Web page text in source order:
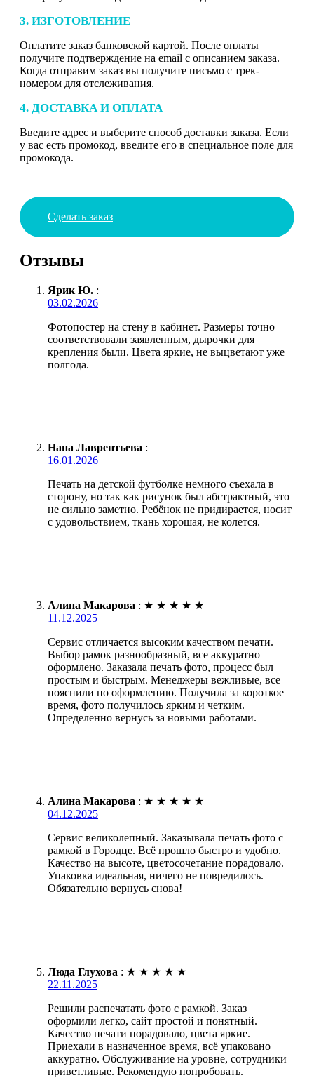
3. ИЗГОТОВЛЕНИЕ
Оплатите заказ банковской картой. После оплаты
получите подтверждение на email с описанием заказа.
Когда отправим заказ вы получите письмо с трек-
номером для отслеживания.
4. ДОСТАВКА И ОПЛАТА
Введите адрес и выберите способ доставки заказа. Если
у вас есть промокод, введите его в специальное поле для
промокода.
Сделать заказ
Отзывы
Ярик Ю. :
03.02.2026
Фотопостер на стену в кабинет. Размеры точно
соответствовали заявленным, дырочки для
крепления были. Цвета яркие, не выцветают уже
полгода.
Нана Лаврентьева :
16.01.2026
Печать на детской футболке немного съехала в
сторону, но так как рисунок был абстрактный, это
не сильно заметно. Ребёнок не придирается, носит
с удовольствием, ткань хорошая, не колется.
Алина Макарова : ★ ★ ★ ★ ★
11.12.2025
Сервис отличается высоким качеством печати.
Выбор рамок разнообразный, все аккуратно
оформлено. Заказала печать фото, процесс был
простым и быстрым. Менеджеры вежливые, все
пояснили по оформлению. Получила за короткое
время, фото получилось ярким и четким.
Определенно вернусь за новыми работами.
Алина Макарова : ★ ★ ★ ★ ★
04.12.2025
Сервис великолепный. Заказывала печать фото с
рамкой в Городце. Всё прошло быстро и удобно.
Качество на высоте, цветосочетание порадовало.
Упаковка идеальная, ничего не повредилось.
Обязательно вернусь снова!
Люда Глухова : ★ ★ ★ ★ ★
22.11.2025
Решили распечатать фото с рамкой. Заказ
оформили легко, сайт простой и понятный.
Качество печати порадовало, цвета яркие.
Приехали в назначенное время, всё упаковано
аккуратно. Обслуживание на уровне, сотрудники
приветливые. Рекомендую попробовать.